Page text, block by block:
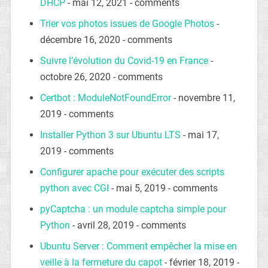
DHCP- mai 12, 2021 - comments
Trier vos photos issues de Google Photos-
décembre 16, 2020 - comments
Suivre l’évolution du Covid-19 en France-
octobre 26, 2020 - comments
Certbot : ModuleNotFoundError- novembre 11,
2019 - comments
Installer Python 3 sur Ubuntu LTS - mai 17,
2019 - comments
Configurer apache pour exécuter des scripts
python avec CGI - mai 5, 2019 - comments
pyCaptcha : un module captcha simple pour
Python - avril 28, 2019 - comments
Ubuntu Server : Comment empêcher la mise en
veille à la fermeture du capot- février 18, 2019 -